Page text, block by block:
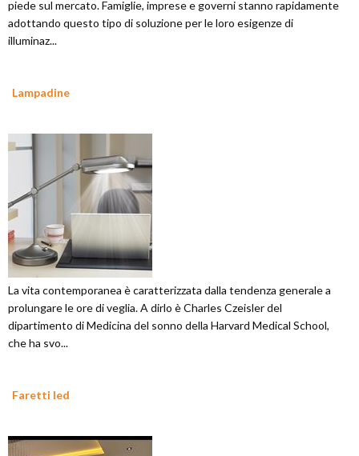
piede sul mercato. Famiglie, imprese e governi stanno rapidamente
adottando questo tipo di soluzione per le loro esigenze di
illuminaz...
Lampadine
La vita contemporanea è caratterizzata dalla tendenza generale a
prolungare le ore di veglia. A dirlo è Charles Czeisler del
dipartimento di Medicina del sonno della Harvard Medical School,
che ha svo...
Faretti led